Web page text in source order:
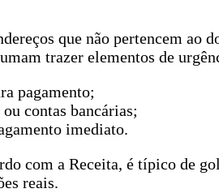
que não pertencem
trazer elementos de
pagamento;
contas bancárias;
imediato.
com a Receita, é típico de
reais.